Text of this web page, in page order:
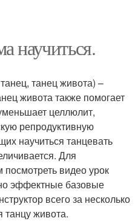
научиться.
танец живота) –
живота также помогает
целлюлит,
репродуктивную
научиться танцевать
Для
видео урок
эффектные базовые
всего за несколько
танцу живота.